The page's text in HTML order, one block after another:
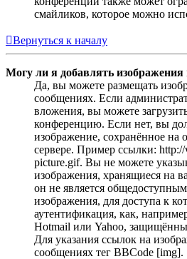
смайликов, которое можно
Вернуться к началу
Могу ли я добавлять
Да, вы можете размещать
сообщениях. Если
вложения, вы можете
конференцию. Если нет, вы
изображение, сохранённое на
сервере. Пример ссылки:
picture.gif. Вы не можете
изображения, хранящиеся на
он не является
изображения, для доступа к
аутентификация, как,
Hotmail или Yahoo,
Для указания ссылок на
сообщениях тег BBCode [img].